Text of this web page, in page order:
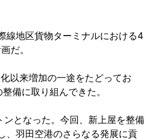
地区貨物ターミナルにおける4
だ。
以来増加の一途をたどってお
備に取り組んできた。
となった。今回、新上屋を整備
、羽田空港のさらなる発展に貢